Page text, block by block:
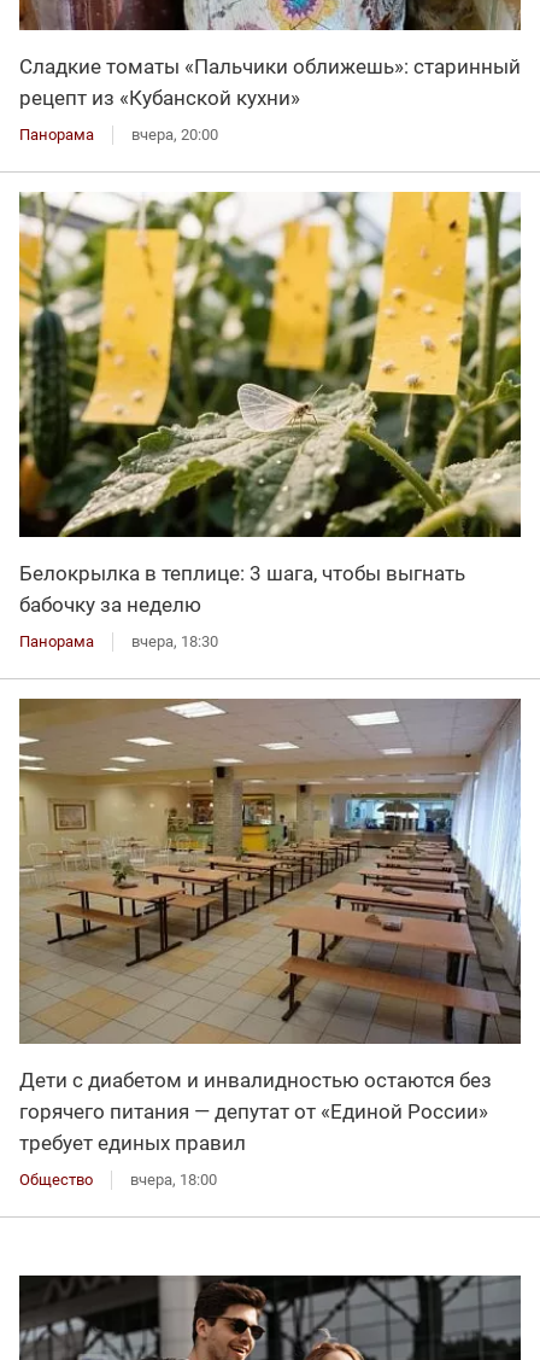
Сладкие томаты «Пальчики оближешь»: старинный
рецепт из «Кубанской кухни»
Панорама вчера, 20:00
Белокрылка в теплице: 3 шага, чтобы выгнать
бабочку за неделю
Панорама вчера, 18:30
Дети с диабетом и инвалидностью остаются без
горячего питания — депутат от «Единой России»
требует единых правил
Общество вчера, 18:00